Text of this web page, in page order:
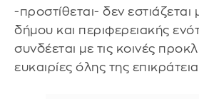
-προστίθεται- δεν
δήμου και περιφερειακής
συνδέεται με τις κοινές
ευκαιρίες όλης της